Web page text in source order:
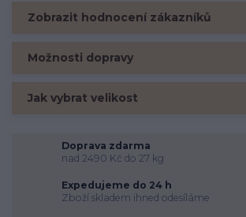
Zobrazit hodnocení zákazníků
Možnosti dopravy
Jak vybrat velikost
Doprava zdarma
nad 2490 Kč do 27 kg
Expedujeme do 24 h
Zboží skladem ihned odesíláme